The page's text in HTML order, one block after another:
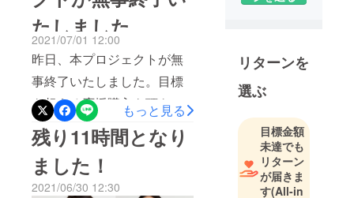
さい。その他商品に関する
お問い合わせ等につきまし
ては、下記メール、または
LINEアカウントまでご連絡
をお願い致します。T'RU お
客様サポート窓口info@tru-
japan.comT'RU LINE公式ア
カウント
URLhttps://lin.ee/FoekgYZ猛
次発送いたします。発送ま
で今しばらくお待ち下さい
ませ。ようやく皆様の元へ
「T'RUストール＆ポン
チョ」をお届けできること
を大変嬉しく思います。発
送手続きが完了致しました
らまたご報告致します。ど
たしました
2021/07/01 12:00
昨日、本プロジェクトが無
事終了いたしました。目標
を超える応援購入を頂き、
スタッフ一同、感謝の気持
ちでいっぱいです！ご支援
頂きました皆様には心より
御礼申し上げます。本当に
もっと見る
残り11時間となり
ました！
2021/06/30 12:30
るアイテ
ム」を発掘
し、皆様に
お届け致し
ます。
私達は商品
が持つ"背景
やストー
リターンを
選ぶ
目標金額
未達でも
リターン
が届きま
す(All-in